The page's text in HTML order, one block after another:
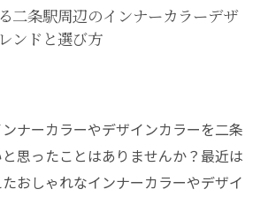
二条駅周辺のインナーカラーデザ
ンドと選び方
ナーカラーやデザインカラーを二条
思ったことはありませんか？最近は
おしゃれなインナーカラーやデザイ